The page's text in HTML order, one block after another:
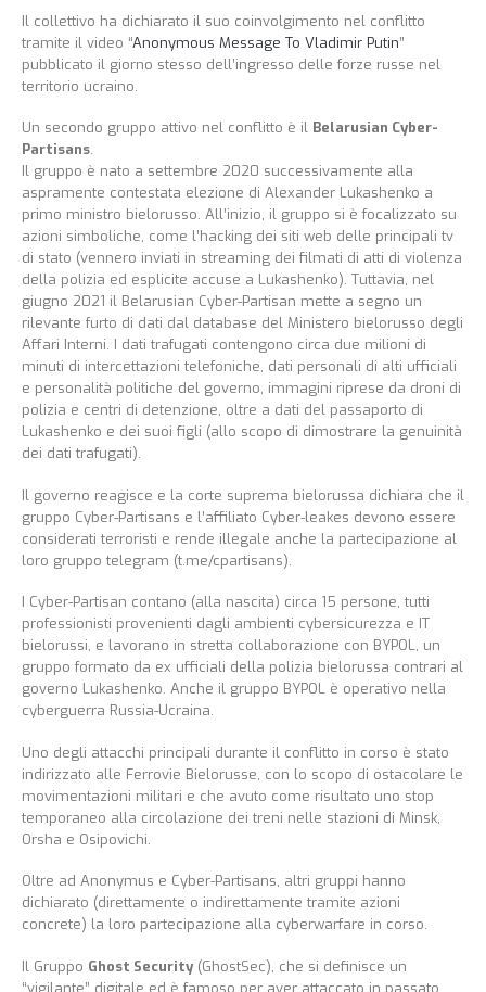
Il collettivo ha dichiarato il suo coinvolgimento nel conflitto
tramite il video “Anonymous Message To Vladimir Putin”
pubblicato il giorno stesso dell’ingresso delle forze russe nel
territorio ucraino.
Un secondo gruppo attivo nel conflitto è il Belarusian Cyber-
Partisans.
Il gruppo è nato a settembre 2020 successivamente alla
aspramente contestata elezione di Alexander Lukashenko a
primo ministro bielorusso. All’inizio, il gruppo si è focalizzato su
azioni simboliche, come l’hacking dei siti web delle principali tv
di stato (vennero inviati in streaming dei filmati di atti di violenza
della polizia ed esplicite accuse a Lukashenko). Tuttavia, nel
giugno 2021 il Belarusian Cyber-Partisan mette a segno un
rilevante furto di dati dal database del Ministero bielorusso degli
Affari Interni. I dati trafugati contengono circa due milioni di
minuti di intercettazioni telefoniche, dati personali di alti ufficiali
e personalità politiche del governo, immagini riprese da droni di
polizia e centri di detenzione, oltre a dati del passaporto di
Lukashenko e dei suoi figli (allo scopo di dimostrare la genuinità
dei dati trafugati).
Il governo reagisce e la corte suprema bielorussa dichiara che il
gruppo Cyber-Partisans e l’affiliato Cyber-leakes devono essere
considerati terroristi e rende illegale anche la partecipazione al
loro gruppo telegram (t.me/cpartisans).
I Cyber-Partisan contano (alla nascita) circa 15 persone, tutti
professionisti provenienti dagli ambienti cybersicurezza e IT
bielorussi, e lavorano in stretta collaborazione con BYPOL, un
gruppo formato da ex ufficiali della polizia bielorussa contrari al
governo Lukashenko. Anche il gruppo BYPOL è operativo nella
cyberguerra Russia-Ucraina.
Uno degli attacchi principali durante il conflitto in corso è stato
indirizzato alle Ferrovie Bielorusse, con lo scopo di ostacolare le
movimentazioni militari e che avuto come risultato uno stop
temporaneo alla circolazione dei treni nelle stazioni di Minsk,
Orsha e Osipovichi.
Oltre ad Anonymus e Cyber-Partisans, altri gruppi hanno
dichiarato (direttamente o indirettamente tramite azioni
concrete) la loro partecipazione alla cyberwarfare in corso.
Il Gruppo Ghost Security (GhostSec), che si definisce un
“vigilante” digitale ed è famoso per aver attaccato in passato